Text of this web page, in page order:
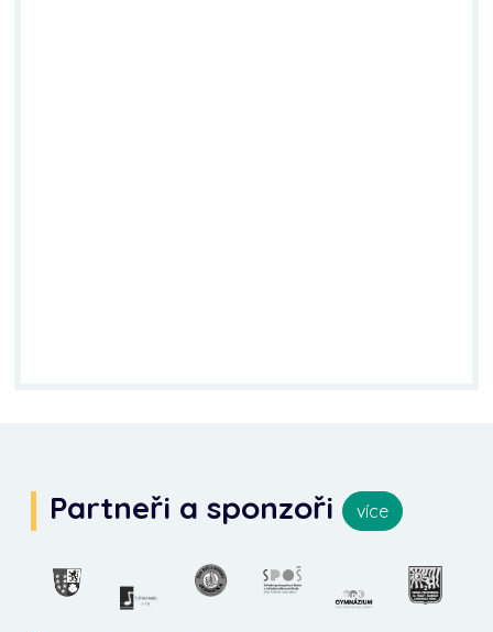
Partneři a sponzoři více